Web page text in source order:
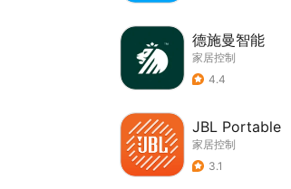
德施曼智能
家居控制
4.4
JBL Portable
家居控制
3.1